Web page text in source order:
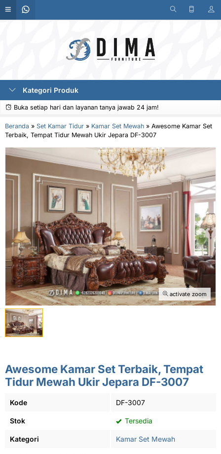
Kategori Produk
Buka setiap hari dan layanan tanya jawab 24 jam!
Beranda » Set Kamar Tidur » Kamar Set Mewah » Awesome Kamar Set
Terbaik, Tempat Tidur Mewah Ukir Jepara DF-3007
activate zoom
Awesome Kamar Set Terbaik, Tempat
Tidur Mewah Ukir Jepara DF-3007
Kode DF-3007
Stok Tersedia
Kategori Kamar Set Mewah